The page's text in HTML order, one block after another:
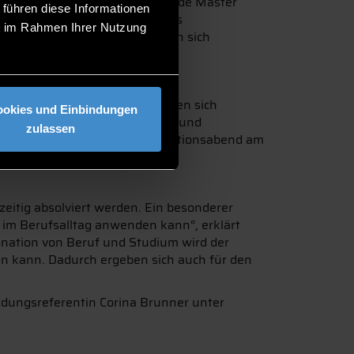
diese Informationen
Rahmen Ihrer Nutzung
und Einbindungen
zulassen
um spezifisches
12. Dezember können sich
und bilden sich
für Ingenieure, Informatiker und
Interessierte beim Informationsabend am
absolviert werden. Ein besonderer
Berufsalltag anwenden kann“, erklärt
von Beruf und Studium wird der
kann. Dadurch ergeben sich auch für den
Corina Brunner unter